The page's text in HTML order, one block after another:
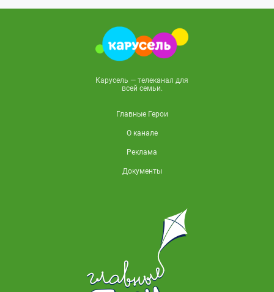
Карусель — телеканал для
всей семьи.
Главные Герои
О канале
Реклама
Документы